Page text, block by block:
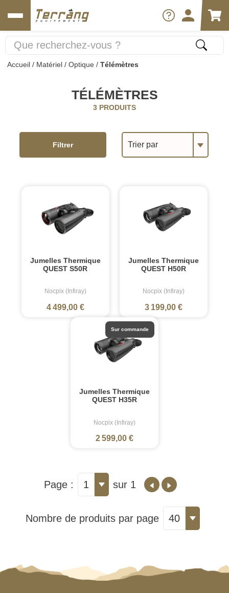
Accueil / Matériel / Optique / Télémètres
TÉLÉMÈTRES
3 PRODUITS
Trier par
Filtrer
Jumelles Thermique
QUEST S50R
Nocpix (Infiray)
4 499,00 €
Jumelles Thermique
QUEST H50R
Nocpix (Infiray)
3 199,00 €
Jumelles Thermique
QUEST H35R
Nocpix (Infiray)
2 599,00 €
Sur commande
Page : 1 sur 1
Nombre de produits par page 40